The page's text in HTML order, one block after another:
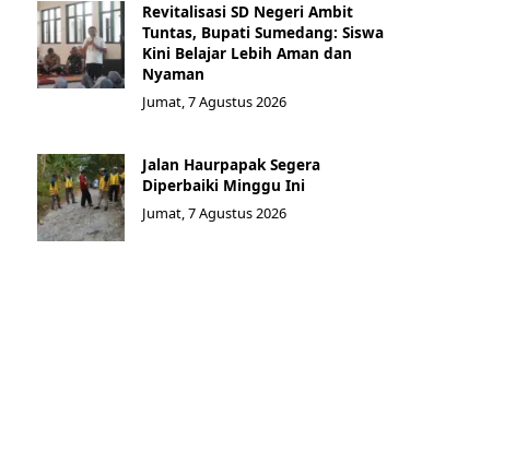
Revitalisasi SD Negeri Ambit
Tuntas, Bupati Sumedang: Siswa
Kini Belajar Lebih Aman dan
Nyaman
Jumat, 7 Agustus 2026
Jalan Haurpapak Segera
Diperbaiki Minggu Ini
Jumat, 7 Agustus 2026